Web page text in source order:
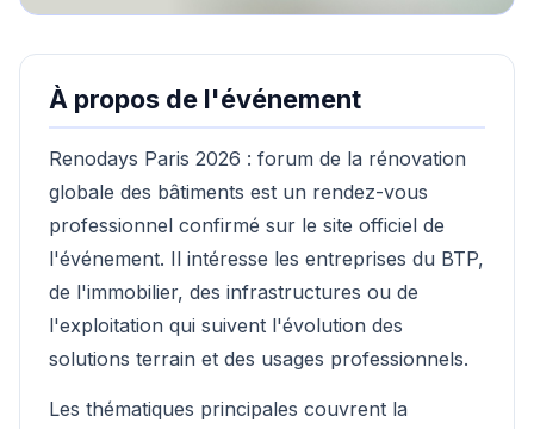
À propos de l'événement
Renodays Paris 2026 : forum de la rénovation
globale des bâtiments est un rendez-vous
professionnel confirmé sur le site officiel de
l'événement. Il intéresse les entreprises du BTP,
de l'immobilier, des infrastructures ou de
l'exploitation qui suivent l'évolution des
solutions terrain et des usages professionnels.
Les thématiques principales couvrent la